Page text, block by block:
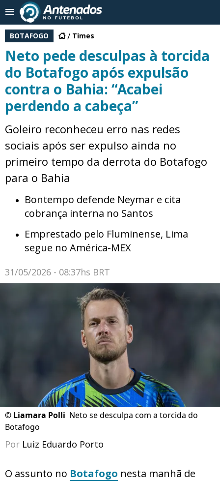
BOTAFOGO Times
Neto pede desculpas à torcida
do Botafogo após expulsão
contra o Bahia: “Acabei
perdendo a cabeça”
Goleiro reconheceu erro nas redes
sociais após ser expulso ainda no
primeiro tempo da derrota do Botafogo
para o Bahia
Bontempo defende Neymar e cita
cobrança interna no Santos
Emprestado pelo Fluminense, Lima
segue no América-MEX
31/05/2026 - 08:37hs BRT
© Liamara Polli Neto se desculpa com a torcida do
Botafogo
Por Luiz Eduardo Porto
O assunto no Botafogo nesta manhã de